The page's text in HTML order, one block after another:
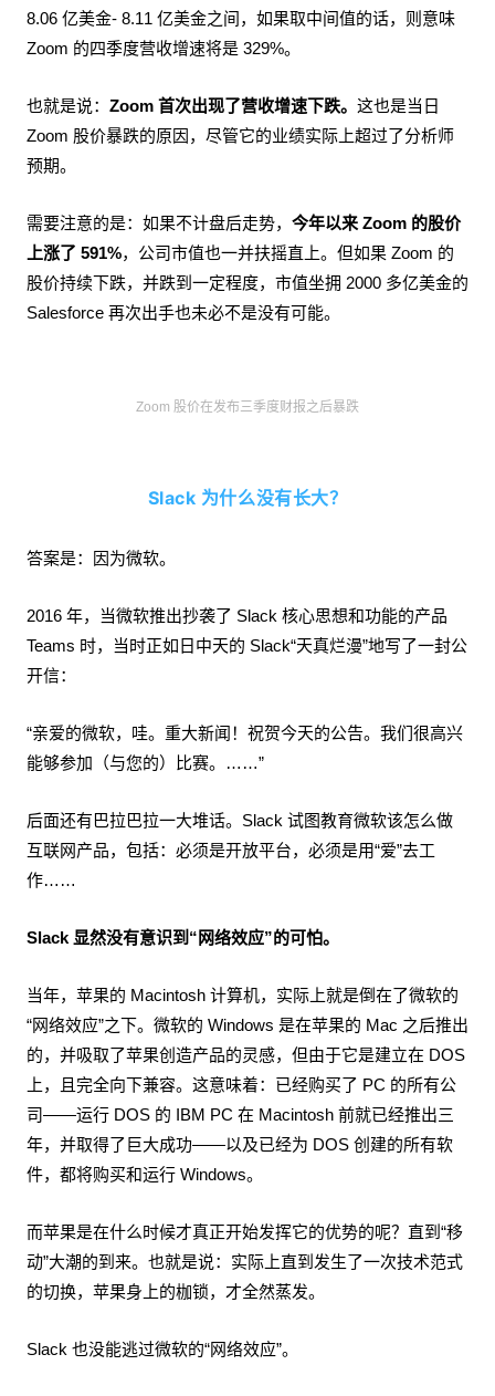
8.06 亿美金- 8.11 亿美金之间，如果取中间值的话，则意味
Zoom 的四季度营收增速将是 329%。
也就是说： Zoom 首次出现了营收增速下跌。 这也是当日
Zoom 股价暴跌的原因，尽管它的业绩实际上超过了分析师
预期。
需要注意的是：如果不计盘后走势， 今年以来 Zoom 的股价
上涨了 591%，公司市值也一并扶摇直上。但如果 Zoom 的
股价持续下跌，并跌到一定程度，市值坐拥 2000 多亿美金的
Salesforce 再次出手也未必不是没有可能。
Zoom 股价在发布三季度财报之后暴跌
Slack 为什么没有长大？
答案是：因为微软。
2016 年，当微软推出抄袭了 Slack 核心思想和功能的产品
Teams 时，当时正如日中天的 Slack“天真烂漫”地写了一封公
开信：
“亲爱的微软，哇。重大新闻！祝贺今天的公告。我们很高兴
能够参加（与您的）比赛。……”
后面还有巴拉巴拉一大堆话。Slack 试图教育微软该怎么做
互联网产品，包括：必须是开放平台，必须是用“爱”去工
作……
Slack 显然没有意识到“网络效应”的可怕。
当年，苹果的 Macintosh 计算机，实际上就是倒在了微软的
“网络效应”之下。微软的 Windows 是在苹果的 Mac 之后推出
的，并吸取了苹果创造产品的灵感，但由于它是建立在 DOS
上，且完全向下兼容。这意味着：已经购买了 PC 的所有公
司——运行 DOS 的 IBM PC 在 Macintosh 前就已经推出三
年，并取得了巨大成功——以及已经为 DOS 创建的所有软
件，都将购买和运行 Windows。
而苹果是在什么时候才真正开始发挥它的优势的呢？直到“移
动”大潮的到来。也就是说：实际上直到发生了一次技术范式
的切换，苹果身上的枷锁，才全然蒸发。
Slack 也没能逃过微软的“网络效应”。